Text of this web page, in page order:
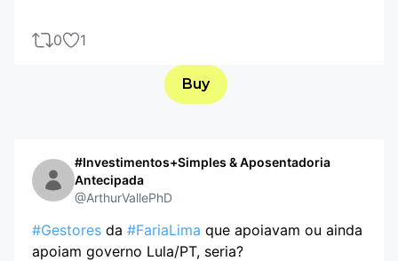
0 1
Buy
#Investimentos+Simples & Aposentadoria
Antecipada
@ArthurVallePhD
#Gestores da #FariaLima que apoiavam ou ainda
apoiam governo Lula/PT, seria?